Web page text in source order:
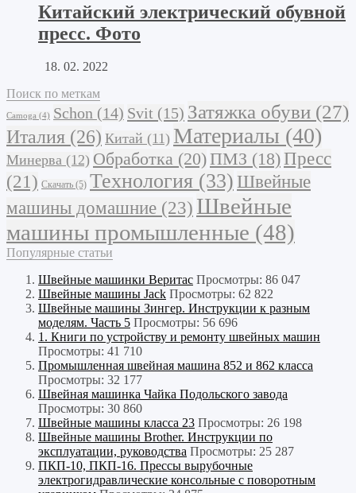
Китайский электрический обувной
пресс. Фото
18. 02. 2022
Поиск по меткам
Camoga (4) Schon (14) Svit (15) Затяжка обуви (27)
Италия (26) Китай (11) Материалы (40)
Минерва (12) Обработка (20) ПМЗ (18) Пресс
(21) Скачать (5) Технология (33) Швейные
машины домашние (23) Швейные
машины промышленные (48)
Популярные статьи
Швейные машинки Веритас Просмотры: 86 047
Швейные машины Jack Просмотры: 62 822
Швейные машины Зингер. Инструкции к разным
моделям. Часть 5 Просмотры: 56 696
1. Книги по устройству и ремонту швейных машин
Просмотры: 41 710
Промышленная швейная машина 852 и 862 класса
Просмотры: 32 177
Швейная машинка Чайка Подольского завода
Просмотры: 30 860
Швейные машины класса 23 Просмотры: 26 198
Швейные машины Brother. Инструкции по
эксплуатации, руководства Просмотры: 25 287
ПКП-10, ПКП-16. Прессы вырубочные
электрогидравлические консольные с поворотным